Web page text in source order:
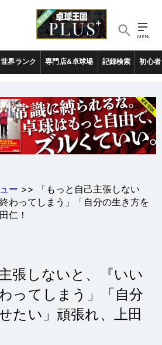
世界ランク 専門店&卓球場 記録検索 初心者
ー >> 「もっと自己主張しない
わってしまう」「自分の生き方を
仁！
張しないと、『いい
ってしまう」「自分
たい」頑張れ、上田